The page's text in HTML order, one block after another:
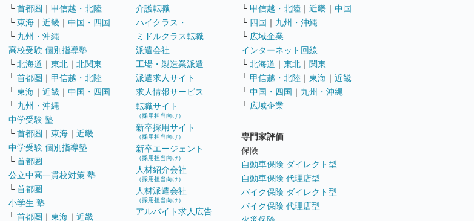
└ 首都圏 ｜ 甲信越・北陸
└ 東海 ｜ 近畿 ｜ 中国・四国
└ 九州・沖縄
高校受験 個別指導塾
└ 北海道 ｜ 東北 ｜ 北関東
└ 首都圏 ｜ 甲信越・北陸
└ 東海 ｜ 近畿 ｜ 中国・四国
└ 九州・沖縄
中学受験 塾
└ 首都圏 ｜ 東海 ｜ 近畿
中学受験 個別指導塾
└ 首都圏
公立中高一貫校対策 塾
└ 首都圏
小学生 塾
└ 首都圏 ｜ 東海 ｜ 近畿
介護転職
ハイクラス・
ミドルクラス転職
派遣会社
工場・製造業派遣
派遣求人サイト
求人情報サービス
転職サイト
（採用担当向け）
新卒採用サイト
（採用担当向け）
新卒エージェント
（採用担当向け）
人材紹介会社
（採用担当向け）
人材派遣会社
（採用担当向け）
アルバイト求人広告
└ 甲信越・北陸 ｜ 近畿 ｜ 中国
└ 四国 ｜ 九州・沖縄
└ 広域企業
インターネット回線
└ 北海道 ｜ 東北 ｜ 関東
└ 甲信越・北陸 ｜ 東海 ｜ 近畿
└ 中国・四国 ｜ 九州・沖縄
└ 広域企業
専門家評価
保険
自動車保険 ダイレクト型
自動車保険 代理店型
バイク保険 ダイレクト型
バイク保険 代理店型